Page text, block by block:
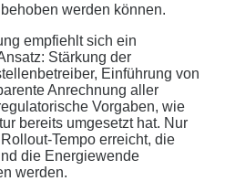
werden können.
empfiehlt sich ein
Stärkung der
Einführung von
Anrechnung aller
Vorgaben, wie
bereits umgesetzt hat. Nur
Tempo erreicht, die
die Energiewende
werden.